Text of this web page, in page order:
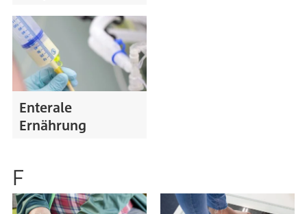
Enterale
Ernährung
F